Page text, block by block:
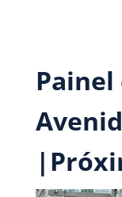
Painel